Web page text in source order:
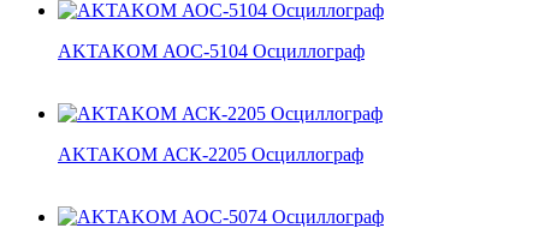
AKTAKOM АОС-5104 Осциллограф
AKTAKOM АСК-2205 Осциллограф